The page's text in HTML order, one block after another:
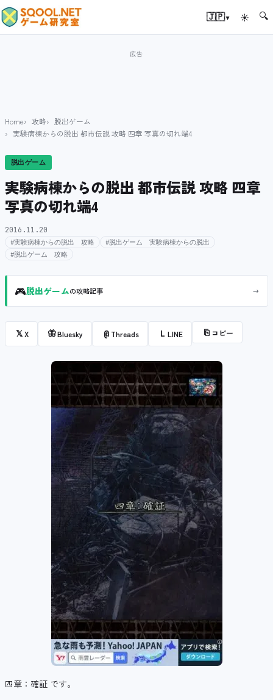
🇯🇵▾ ☀ 🔍
Home 攻略
脱出ゲーム
実験病棟からの脱出 都市伝説 攻略 四章 写真の切れ端4
脱出ゲーム
実験病棟からの脱出 都市伝説 攻略 四章
写真の切れ端4
2016.11.20
#実験病棟からの脱出 攻略
#脱出ゲーム 実験病棟からの脱出
#脱出ゲーム 攻略
🎮脱出ゲームの攻略記事 →
𝕏X 🦋Bluesky @ Threads L LINE ⎘ コピー
四章：確証 です。